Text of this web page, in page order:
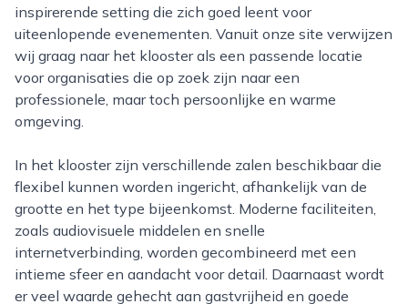
inspirerende setting die zich goed leent voor
uiteenlopende evenementen. Vanuit onze site verwijzen
wij graag naar het klooster als een passende locatie
voor organisaties die op zoek zijn naar een
professionele, maar toch persoonlijke en warme
omgeving.
In het klooster zijn verschillende zalen beschikbaar die
flexibel kunnen worden ingericht, afhankelijk van de
grootte en het type bijeenkomst. Moderne faciliteiten,
zoals audiovisuele middelen en snelle
internetverbinding, worden gecombineerd met een
intieme sfeer en aandacht voor detail. Daarnaast wordt
er veel waarde gehecht aan gastvrijheid en goede